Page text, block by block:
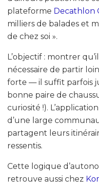
plateforme Decathlon
milliers de balades et
de chez soi ».
L’objectif : montrer
nécessaire de partir
forte — il suffit parfois
bonne paire de
curiosité !).
d’une large
partagent leurs
ressentis.
Cette logique
retrouve aussi chez